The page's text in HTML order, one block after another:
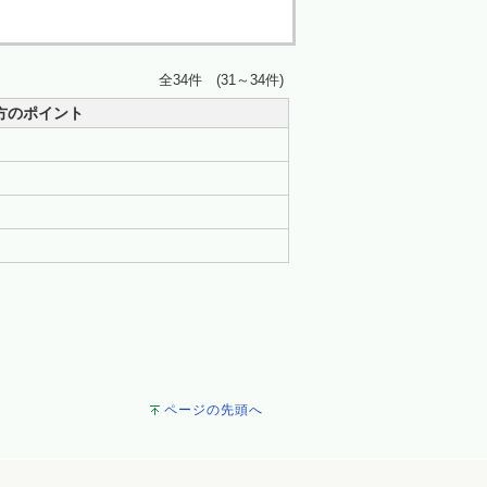
全34件 (31～34件)
のポイント
ページの先頭へ